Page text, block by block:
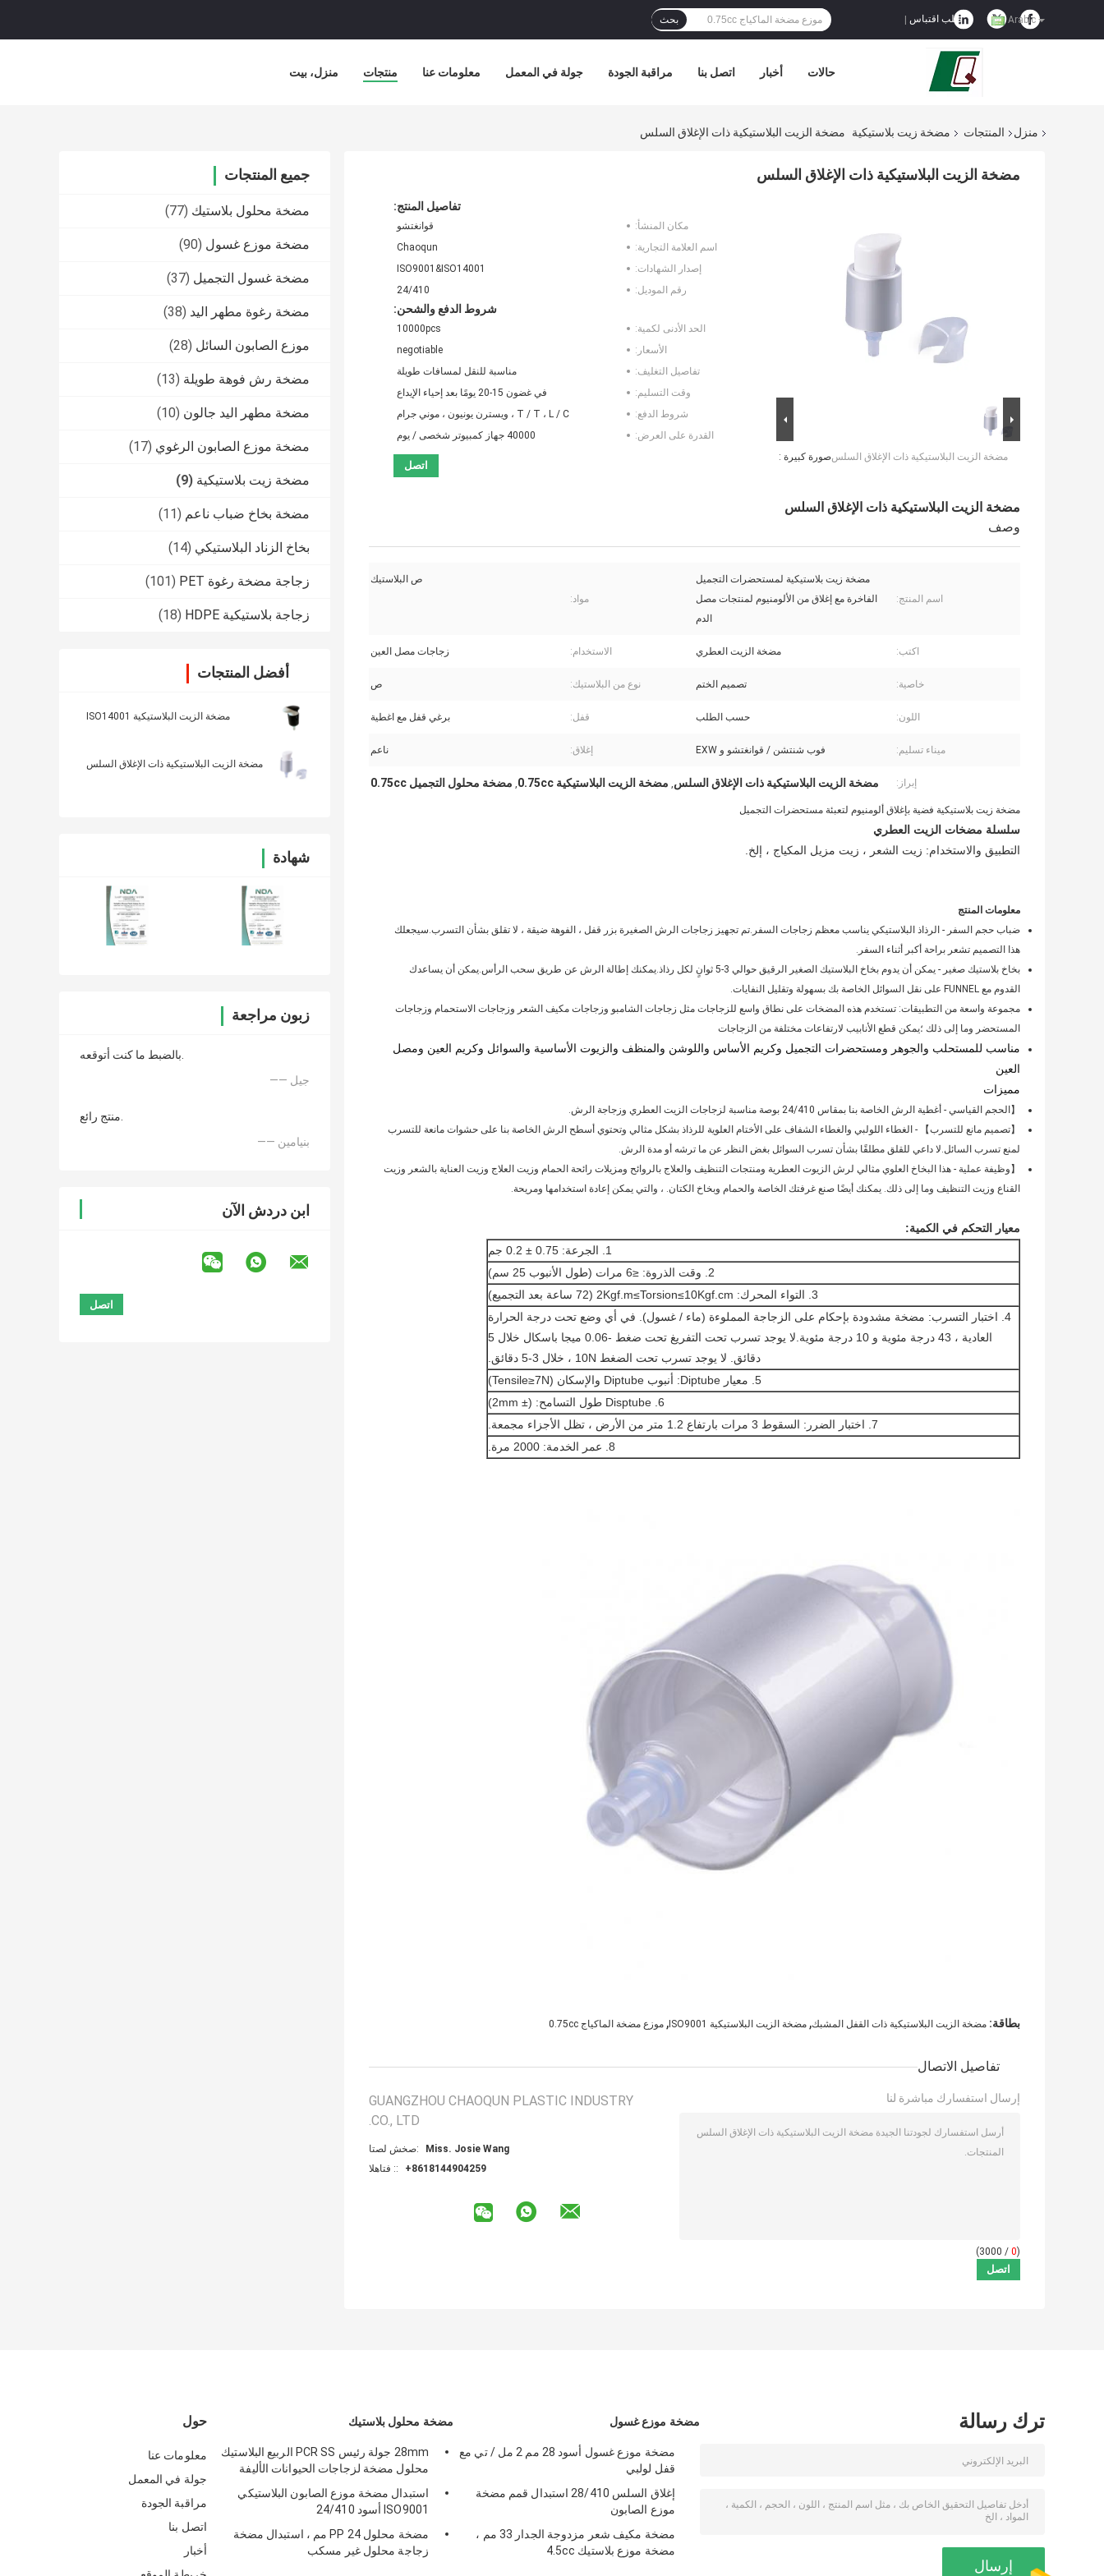
Arabic طلب اقتباس بحث
منزل، بيت منتجات معلومات عنا جولة في المعمل مراقبة الجودة اتصل بنا أخبار حالات
منزل المنتجات مضخة زيت بلاستيكية مضخة الزيت البلاستيكية ذات الإغلاق السلس
جميع المنتجات
مضخة محلول بلاستيك (77)
مضخة موزع غسول (90)
مضخة غسول التجميل (37)
مضخة رغوة مطهر اليد (38)
موزع الصابون السائل (28)
مضخة رش فوهة طويلة (13)
مضخة مطهر اليد جالون (10)
مضخة موزع الصابون الرغوي (17)
مضخة زيت بلاستيكية (9)
مضخة بخاخ ضباب ناعم (11)
بخاخ الزناد البلاستيكي (14)
زجاجة مضخة رغوة PET (101)
زجاجة بلاستيكية HDPE (18)
أفضل المنتجات
مضخة الزيت البلاستيكية ISO14001
مضخة الزيت البلاستيكية ذات الإغلاق السلس
شهادة
زبون مراجعة
بالضبط ما كنت أتوقعه.
—— جيل
منتج رائع.
—— بنيامين
ابن دردش الآن
مضخة الزيت البلاستيكية ذات الإغلاق السلس
صورة كبيرة :مضخة الزيت البلاستيكية ذات الإغلاق السلس
تفاصيل المنتج:
مكان المنشأ:
قوانغتشو
اسم العلامة التجارية:
Chaoqun
إصدار الشهادات:
ISO9001&ISO14001
رقم الموديل:
24/410
شروط الدفع والشحن:
الحد الأدنى لكمية:
10000pcs
الأسعار:
negotiable
تفاصيل التغليف:
مناسبة للنقل لمسافات طويلة
وقت التسليم:
في غضون 15-20 يومًا بعد إحياء الإيداع
شروط الدفع:
T / T ، L / C ، ويسترن يونيون ، موني جرام
القدرة على العرض:
40000 جهاز كمبيوتر شخصى / يوم
اتصل
مضخة الزيت البلاستيكية ذات الإغلاق السلس
وصف
اسم المنتج:
مضخة زيت بلاستيكية لمستحضرات التجميل
الفاخرة مع إغلاق من الألومنيوم لمنتجات مصل
الدم
مواد:
ص البلاستيك
اكتب: مضخة الزيت العطري الاستخدام: زجاجات مصل العين
خاصية: تصميم الختم نوع من البلاستيك: ص
اللون: حسب الطلب قفل: برغي قفل مع اغطية
ميناء تسليم: فوب شنتشن / قوانغتشو و EXW إغلاق: ناعم
إبراز: مضخة الزيت البلاستيكية ذات الإغلاق السلس, مضخة الزيت البلاستيكية 0.75cc , مضخة محلول التجميل 0.75cc
مضخة زيت بلاستيكية فضية بإغلاق ألومنيوم لتعبئة مستحضرات التجميل
سلسلة مضخات الزيت العطري
التطبيق والاستخدام: زيت الشعر ، زيت مزيل المكياج ، إلخ.
معلومات المنتج
ضباب حجم السفر - الرذاذ البلاستيكي يناسب معظم زجاجات السفر.تم تجهيز زجاجات الرش الصغيرة بزر قفل ، الفوهة ضيقة ، لا تقلق بشأن التسرب.سيجعلك
هذا التصميم تشعر براحة أكبر أثناء السفر.
بخاخ بلاستيك صغير - يمكن أن يدوم بخاخ البلاستيك الصغير الرقيق حوالي 3-5 ثوانٍ لكل رذاذ.يمكنك إطالة الرش عن طريق سحب الرأس.يمكن أن يساعدك
القدوم مع FUNNEL على نقل السوائل الخاصة بك بسهولة وتقليل النفايات.
مجموعة واسعة من التطبيقات: تستخدم هذه المضخات على نطاق واسع للزجاجات مثل زجاجات الشامبو وزجاجات مكيف الشعر وزجاجات الاستحمام وزجاجات
المستحضر وما إلى ذلك ؛يمكن قطع الأنابيب لارتفاعات مختلفة من الزجاجات
مناسب للمستحلب والجوهر ومستحضرات التجميل وكريم الأساس واللوشن والمنظف والزيوت الأساسية والسوائل وكريم العين ومصل
العين
مميزات
【الحجم القياسي - أغطية الرش الخاصة بنا بمقاس 24/410 بوصة مناسبة لزجاجات الزيت العطري وزجاجة الرش.
【تصميم مانع للتسرب】 - الغطاء اللولبي والغطاء الشفاف على الأختام العلوية للرذاذ بشكل مثالي وتحتوي أسطح الرش الخاصة بنا على حشوات مانعة للتسرب
لمنع تسرب السائل.لا داعي للقلق مطلقًا بشأن تسرب السوائل بغض النظر عن ما ترشه أو مدة الرش.
【وظيفة عملية - هذا البخاخ العلوي مثالي لرش الزيوت العطرية ومنتجات التنظيف والعلاج بالروائح ومزيلات رائحة الحمام وزيت العلاج وزيت العناية بالشعر وزيت
القناع وزيت التنظيف وما إلى ذلك. يمكنك أيضًا صنع غرفتك الخاصة والحمام وبخاخ الكتان. ، والتي يمكن إعادة استخدامها ومريحة.
معيار التحكم في الكمية:
1. الجرعة: 0.75 ± 0.2 جم
2. وقت الذروة: ≤6 مرات (طول الأنبوب 25 سم)
3. التواء المحرك: 2Kgf.m≤Torsion≤10Kgf.cm (72 ساعة بعد التجميع)
4. اختبار التسرب: مضخة مشدودة بإحكام على الزجاجة المملوءة (ماء / غسول). في أي وضع تحت درجة الحرارة
العادية ، 43 درجة مئوية و 10 درجة مئوية.لا يوجد تسرب تحت التفريغ تحت ضغط -0.06 ميجا باسكال خلال 5
دقائق. لا يوجد تسرب تحت الضغط 10N ، خلال 3-5 دقائق.
5. معيار Diptube: أنبوب Diptube والإسكان (Tensile≥7N)
6. Disptube طول التسامح: (± 2mm)
7. اختبار الضرر: السقوط 3 مرات بارتفاع 1.2 متر من الأرض ، تظل الأجزاء مجمعة.
8. عمر الخدمة: 2000 مرة.
بطاقة: مضخة الزيت البلاستيكية ذات القفل المشبك, مضخة الزيت البلاستيكية ISO9001 , موزع مضخة الماكياج 0.75cc
تفاصيل الاتصال
GUANGZHOU CHAOQUN PLASTIC INDUSTRY
CO., LTD.
اتصل شخص:
Miss. Josie Wang
الهاتف ::
+8618144904259
إرسال استفسارك مباشرة لنا
(
0
/ 3000)
حول
معلومات عنا
جولة في المعمل
مراقبة الجودة
اتصل بنا
أخبار
مضخة محلول بلاستيك
28mm جولة رئيس PCR SS الربيع البلاستيك
محلول مضخة لزجاجات الحيوانات الأليفة
استبدال مضخة موزع الصابون البلاستيكي
ISO9001 أسود 24/410
مضخة محلول PP 24 مم ، استبدال مضخة
زجاجة محلول غير مسكب
مضخة موزع غسول
مضخة موزع غسول أسود 28 مم 2 مل / تي مع
قفل لولبي
إغلاق السلس 28/410 استبدال قمم مضخة
موزع الصابون
مضخة مكيف شعر مزدوجة الجدار 33 مم ،
مضخة موزع بلاستيك 4.5cc
ترك رسالة